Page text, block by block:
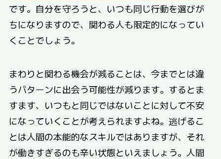
です。自分を守ろうと、いつも同じ行動を選びが
ちになりますので、関わる人も限定的になってい
くことでしょう。
まわりと関わる機会が減ることは、今までとは違
うパターンに出会う可能性が減ります。するとま
すます、いつもと同じではないことに対して不安
になっていくことが考えられますよね。逃げるこ
とは人間の本能的なスキルではありますが、それ
が働きすぎるのも辛い状態といえましょう。人間